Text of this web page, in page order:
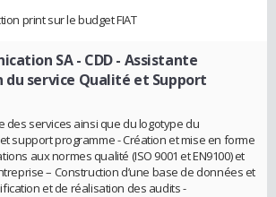
print sur le budget FIAT
SA- CDD - Assistante
service Qualité et Support
des services ainsi que du logotype du
support programme - Création et mise en forme
aux normes qualité (ISO 9001 et EN9100) et
– Construction d’une base de données et
et de réalisation des audits -